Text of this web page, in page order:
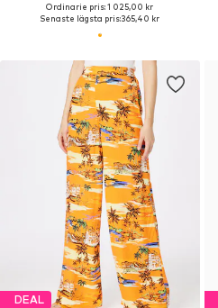
Ordinarie pris: 1 025,00 kr
Senaste lägsta pris:365,40 kr
DEAL